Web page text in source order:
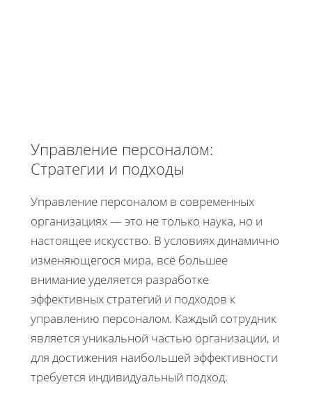
Управление персоналом:
Стратегии и подходы
Управление персоналом в современных
организациях — это не только наука, но и
настоящее искусство. В условиях динамично
изменяющегося мира, всё большее
внимание уделяется разработке
эффективных стратегий и подходов к
управлению персоналом. Каждый сотрудник
является уникальной частью организации, и
для достижения наибольшей эффективности
требуется индивидуальный подход.